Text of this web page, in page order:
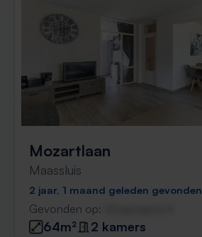
Mozartlaan
Maassluis
2 jaar, 1 maand geleden gevonden
Gevonden op:
64m²
2 kamers